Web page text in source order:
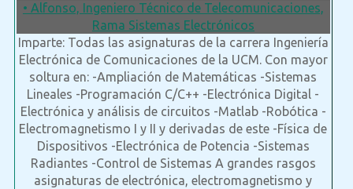
• Alfonso, Ingeniero Técnico de Telecomunicaciones,
Rama Sistemas Electrónicos
Imparte: Todas las asignaturas de la carrera Ingeniería
Electrónica de Comunicaciones de la UCM. Con mayor
soltura en: -Ampliación de Matemáticas -Sistemas
Lineales -Programación C/C++ -Electrónica Digital -
Electrónica y análisis de circuitos -Matlab -Robótica -
Electromagnetismo I y II y derivadas de este -Física de
Dispositivos -Electrónica de Potencia -Sistemas
Radiantes -Control de Sistemas A grandes rasgos
asignaturas de electrónica, electromagnetismo y